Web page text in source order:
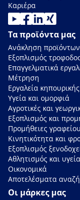
Καριέρα
Τα προϊόντα μας
Ανάκληση προϊόντων
Εξοπλισμός
Επαγγελματικά
Μέτρηση
Εργαλεία κηπουρικής
Υγεία και ομορφιά
Αγροτικές και
Εξοπλισμός και
Προμήθειες γραφείου
Κινητικότητα και
Εξοπλισμός
Αθλητισμός και υγεία
Οικονομικά
Αποτελέσματα
Οι μάρκες μας